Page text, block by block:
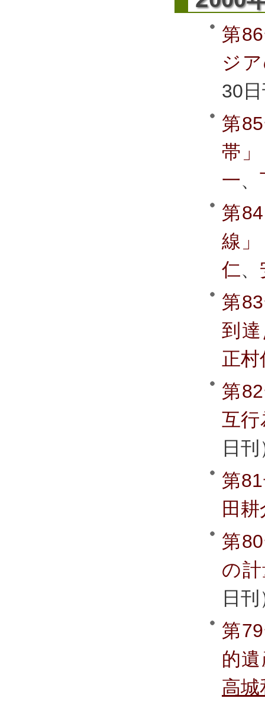
第
ジ
30
第
帯」
一、
第
線」
仁、
第
到
正村
第
互行
日
第
田耕
第
の
日
第
的
高城